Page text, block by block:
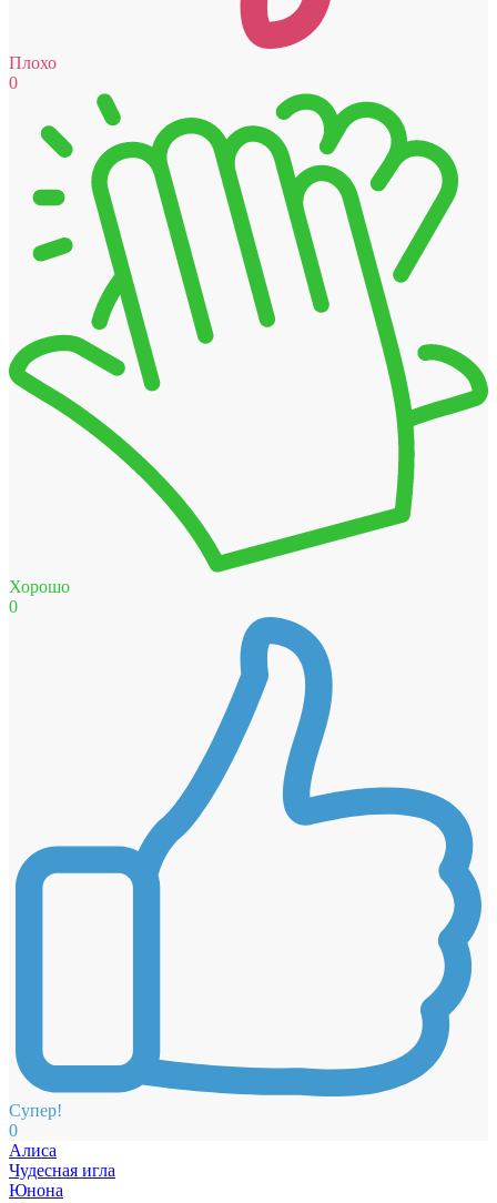
Плохо
0
Хорошо
0
Супер!
0
Алиса
Чудесная игла
Юнона